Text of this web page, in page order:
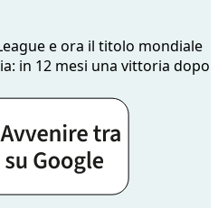
e ora il titolo mondiale
in 12 mesi una vittoria dopo